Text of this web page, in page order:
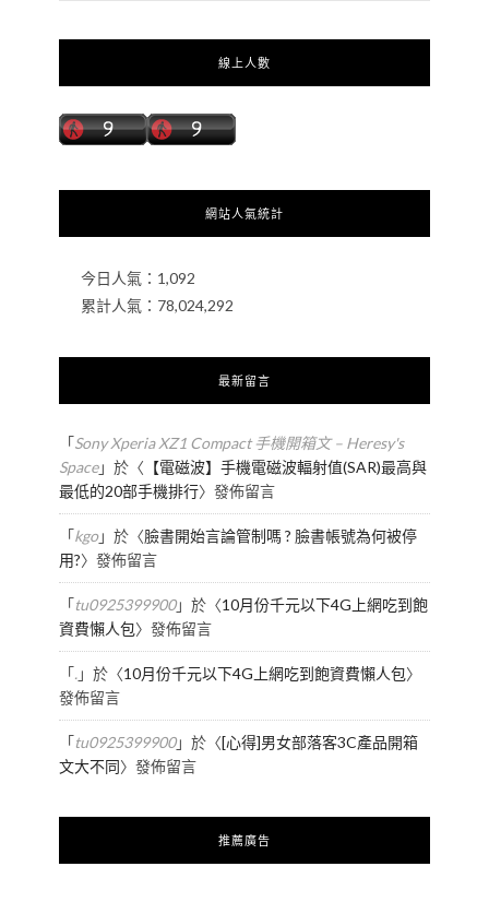
線上人數
網站人氣統計
今日人氣： 1,092
累計人氣： 78,024,292
最新留言
「Sony Xperia XZ1 Compact 手機開箱文 – Heresy's
Space」於〈 【電磁波】手機電磁波輻射值(SAR)最高與
最低的20部手機排行〉發佈留言
「kgo」於〈臉書開始言論管制嗎 ? 臉書帳號為何被停
用?〉發佈留言
「tu0925399900」於〈10月份千元以下4G上網吃到飽
資費懶人包〉發佈留言
「.」於〈10月份千元以下4G上網吃到飽資費懶人包〉
發佈留言
「tu0925399900」於〈[心得]男女部落客3C產品開箱
文大不同〉發佈留言
推薦廣告